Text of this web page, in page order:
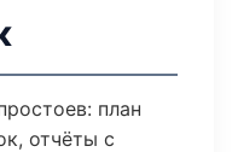
план
отчёты с